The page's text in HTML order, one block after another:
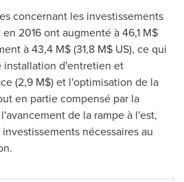
concernant les investissements
2016 ont augmenté à 46,1 M$
à 43,4 M$ (31,8 M$ US), ce qui
d'entretien et
(2,9 M$) et l'optimisation de la
en partie compensé par la
de la rampe à l'est,
nécessaires au